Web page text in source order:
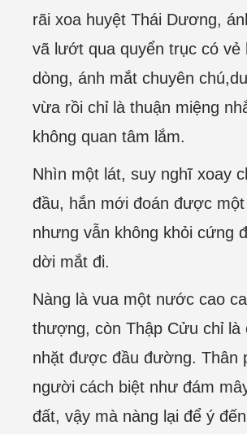
rãi xoa huyệt Thái Dương,
vã lướt qua quyển trục có vẻ
dòng, ánh mắt chuyên
vừa rồi chỉ là thuận miệng
không quan tâm lắm.
Nhìn một lát, suy nghĩ xoay
đầu, hắn mới đoán được một
nhưng vẫn không khỏi cứng
dời mắt đi.
Nàng là vua một nước cao
thượng, còn Thập Cửu chỉ là
nhặt được đầu đường. Thân
người cách biệt như đám
đất, vậy mà nàng lại để ý